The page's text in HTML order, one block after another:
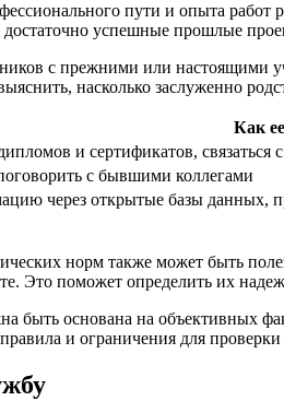
пути и опыта
успешные прошлые
с прежними или настоящими
насколько заслуженно
Как
и сертификатов, связаться
с бывшими коллегами
через открытые базы данных,
норм также может быть
Это поможет определить их
быть основана на объективных
и ограничения для